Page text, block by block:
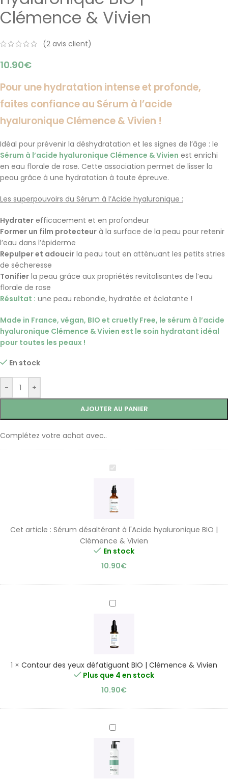
Clémence & Vivien
(2 avis client)
10.90€
Pour une hydratation intense et profonde,
faites confiance au Sérum à l’acide
hyaluronique Clémence & Vivien !
Idéal pour prévenir la déshydratation et les signes de l’âge : le
Sérum à l’acide hyaluronique Clémence & Vivien est enrichi
en eau florale de rose. Cette association permet de lisser la
peau grâce à une hydratation à toute épreuve.
Les superpouvoirs du Sérum à l’Acide hyaluronique :
Hydrater efficacement et en profondeur
Former un film protecteur à la surface de la peau pour retenir
l’eau dans l’épiderme
Repulper et adoucir la peau tout en atténuant les petits stries
de sécheresse
Tonifier la peau grâce aux propriétés revitalisantes de l’eau
florale de rose
Résultat : une peau rebondie, hydratée et éclatante !
Made in France, végan, BIO et cruetly Free, le sérum à l’acide
hyaluronique Clémence & Vivien est le soin hydratant idéal
pour toutes les peaux !
En stock
- +
AJOUTER AU PANIER
Complétez votre achat avec..
Sérum
à
l'Acide
hyaluronique
|
Clémence
&
Vivien
Cet article : Sérum désaltérant à l'Acide hyaluronique BIO |
Clémence & Vivien
En stock
10.90€
Contour
yeux
défatiguant
BIO
Clémence
&
Vivien
1 × Contour des yeux défatiguant BIO | Clémence & Vivien
Plus que 4 en stock
10.90€
Gel
Purifiant
|
Clémence